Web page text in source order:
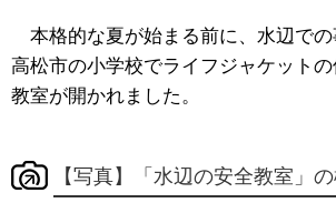
本格的な夏が始まる前に、水辺での
高松市の小学校でライフジャケット
教室が開かれました。
【写真】「水辺の安全教室」